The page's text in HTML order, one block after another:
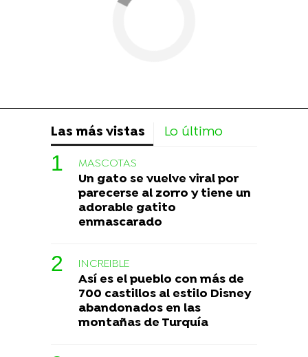
Las más vistas Lo último
MASCOTAS
Un gato se vuelve viral por
parecerse al zorro y tiene un
adorable gatito
enmascarado
INCREIBLE
Así es el pueblo con más de
700 castillos al estilo Disney
abandonados en las
montañas de Turquía